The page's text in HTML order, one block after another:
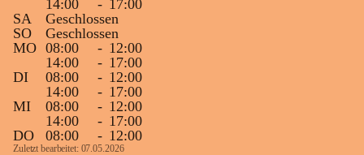
14:00
- 17:00
SA
Geschlossen
SO
Geschlossen
MO 08:00 - 12:00
14:00
- 17:00
DI
08:00 - 12:00
14:00
- 17:00
MI
08:00 - 12:00
14:00
- 17:00
DO
08:00 - 12:00
Zuletzt bearbeitet: 07.05.2026